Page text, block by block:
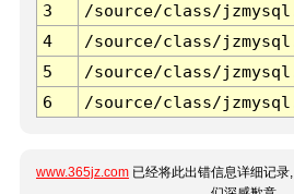
3 /source/class/
4
/source/class/
5
/source/class/
6
/source/class/
www.365jz.com 已经将此出错信息详细记